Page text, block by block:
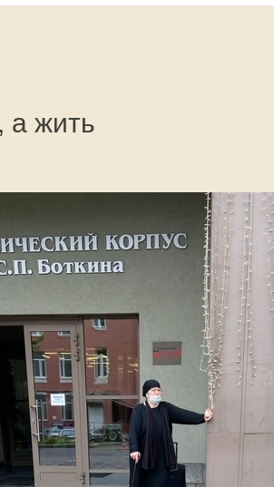
а жить